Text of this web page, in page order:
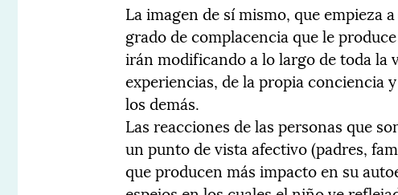
La imagen de sí mismo, que empieza
grado de complacencia que le
irán modificando a lo largo de toda la
experiencias, de la propia conciencia
los demás.
Las reacciones de las personas que
un punto de vista afectivo (padres,
que producen más impacto en su